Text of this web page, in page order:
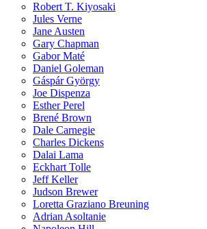
Robert T. Kiyosaki
Jules Verne
Jane Austen
Gary Chapman
Gabor Maté
Daniel Goleman
Gáspár György
Joe Dispenza
Esther Perel
Brené Brown
Dale Carnegie
Charles Dickens
Dalai Lama
Eckhart Tolle
Jeff Keller
Judson Brewer
Loretta Graziano Breuning
Adrian Asoltanie